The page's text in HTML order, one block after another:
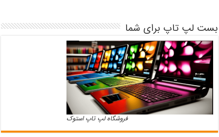
بست لپ تاپ برای شما
فروشگاه لپ تاپ استوک